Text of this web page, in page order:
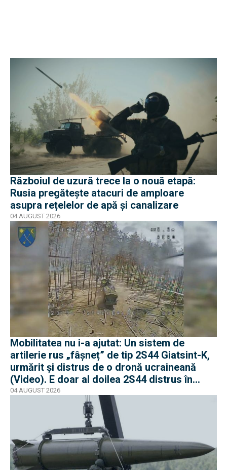
Războiul de uzură trece la o nouă etapă:
Rusia pregătește atacuri de amploare
asupra rețelelor de apă și canalizare
04 AUGUST 2026
Mobilitatea nu i-a ajutat: Un sistem de
artilerie rus „fâșneț” de tip 2S44 Giatsint-K,
urmărit și distrus de o dronă ucraineană
(Video). E doar al doilea 2S44 distrus în
război
04 AUGUST 2026